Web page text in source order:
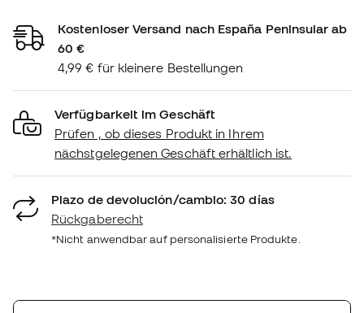
Kostenloser Versand nach España Peninsular ab
60 €
4,99 € für kleinere Bestellungen
Verfügbarkeit im Geschäft
Prüfen , ob dieses Produkt in Ihrem
nächstgelegenen Geschäft erhältlich ist.
Plazo de devolución/cambio: 30 días
Rückgaberecht
*Nicht anwendbar auf personalisierte Produkte.